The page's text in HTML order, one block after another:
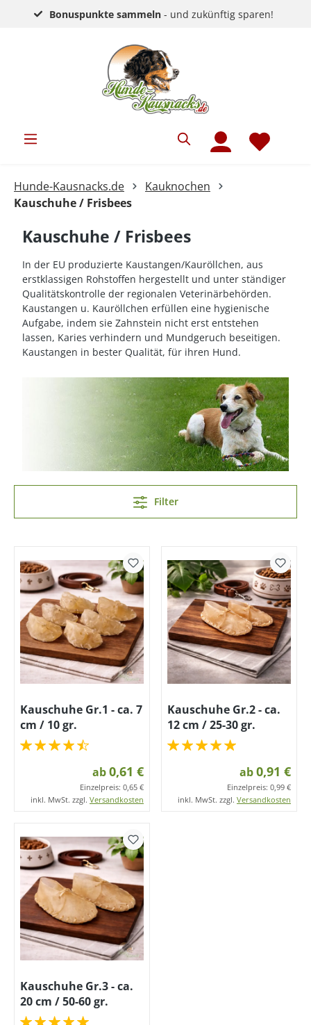
Bonuspunkte sammeln - und zukünftig sparen!
Hunde-Kausnacks.de
Kauknochen
Kauschuhe / Frisbees
Kauschuhe / Frisbees
In der EU produzierte Kaustangen/Kauröllchen, aus
erstklassigen Rohstoffen hergestellt und unter ständiger
Qualitätskontrolle der regionalen Veterinärbehörden.
Kaustangen u. Kauröllchen erfüllen eine hygienische
Aufgabe, indem sie Zahnstein nicht erst entstehen
lassen, Karies verhindern und Mundgeruch beseitigen.
Kaustangen in bester Qualität, für ihren Hund.
Filter
Kauschuhe Gr.1 - ca. 7
cm / 10 gr.
ab0,61 €
Einzelpreis: 0,65 €
inkl. MwSt. zzgl. Versandkosten
Kauschuhe Gr.2 - ca.
12 cm / 25-30 gr.
ab0,91 €
Einzelpreis: 0,99 €
inkl. MwSt. zzgl. Versandkosten
Kauschuhe Gr.3 - ca.
20 cm / 50-60 gr.